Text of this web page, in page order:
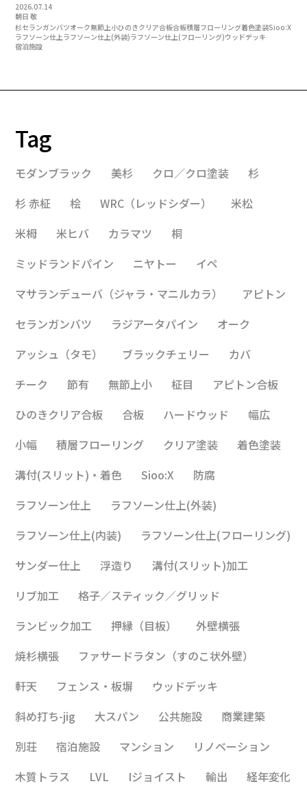
2026.07.14
朝日 敬
杉セランガンバツオーク無節上小ひのきクリア合板合板積層フローリング着色塗装Sioo:X
ラフソーン仕上ラフソーン仕上(外装)ラフソーン仕上(フローリング)ウッドデッキ
宿泊施設
Tag
モダンブラック 美杉 クロ／クロ塗装
杉
杉 赤柾
桧 WRC（レッドシダー）
米松
米栂
米ヒバ カラマツ
桐
ミッドランドパイン
ニヤトー
イペ
マサランデューバ（ジャラ・マニルカラ）
アピトン
セランガンバツ
ラジアータパイン
オーク
アッシュ（タモ）
ブラックチェリー
カバ
チーク
節有 無節上小 柾目
アピトン合板
ひのきクリア合板
合板 ハードウッド
幅広
小幅
積層フローリング クリア塗装
着色塗装
溝付(スリット)・着色
Sioo:X
防腐
ラフソーン仕上
ラフソーン仕上(外装)
ラフソーン仕上(内装)
ラフソーン仕上(フローリング)
サンダー仕上
浮造り
溝付(スリット)加工
リブ加工
格子／スティック／グリッド
ランビック加工
押縁（目板）
外壁横張
焼杉横張
ファサードラタン（すのこ状外壁）
軒天
フェンス・板塀
ウッドデッキ
斜め打ち-jig
大スパン 公共施設
商業建築
別荘
宿泊施設 マンション
リノベーション
木質トラス
LVL Iジョイスト 輸出 経年変化